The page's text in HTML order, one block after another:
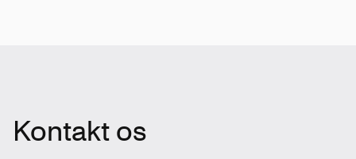
Kontakt os